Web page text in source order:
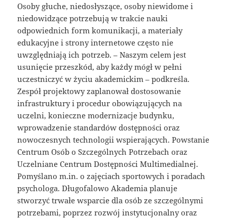
Osoby głuche, niedosłyszące, osoby niewidome i
niedowidzące potrzebują w trakcie nauki
odpowiednich form komunikacji, a materiały
edukacyjne i strony internetowe często nie
uwzględniają ich potrzeb. – Naszym celem jest
usunięcie przeszkód, aby każdy mógł w pełni
uczestniczyć w życiu akademickim – podkreśla.
Zespół projektowy zaplanował dostosowanie
infrastruktury i procedur obowiązujących na
uczelni, konieczne modernizacje budynku,
wprowadzenie standardów dostępności oraz
nowoczesnych technologii wspierających. Powstanie
Centrum Osób o Szczególnych Potrzebach oraz
Uczelniane Centrum Dostępności Multimedialnej.
Pomyślano m.in. o zajęciach sportowych i poradach
psychologa. Długofalowo Akademia planuje
stworzyć trwałe wsparcie dla osób ze szczególnymi
potrzebami, poprzez rozwój instytucjonalny oraz